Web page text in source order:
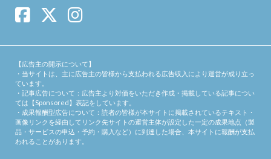
【広告主の開示について】
・当サイトは、主に広告主の皆様から支払われる広告収入により運営が成り立っ
ています。
・記事広告について：広告主より対価をいただき作成・掲載している記事につい
ては【Sponsored】表記をしています。
・成果報酬型広告について：読者の皆様が本サイトに掲載されているテキスト・
画像リンクを経由してリンク先サイトの運営主体が設定した一定の成果地点（製
品・サービスの申込・予約・購入など）に到達した場合、本サイトに報酬が支払
われることがあります。